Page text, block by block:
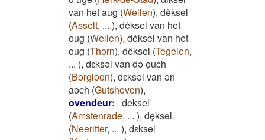
van het aug (Wellen), dèksel
(Asselt, ... ), dèksel van het
oug (Wellen), déksel van het
oug (Thorn), dêksel (Tegelen,
... ), dɛksəl van də oͅuch
(Borgloon), dɛksəl van ən
aoch (Gutshoven),
ovendeur: deksel
(Amstenrade, ... ), dęksǝl
(Neeritter, ... ), dɛksǝl